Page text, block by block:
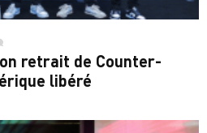
retrait de Counter-
libéré